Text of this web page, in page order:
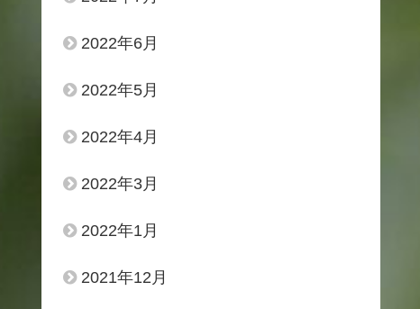
2022年6月
2022年5月
2022年4月
2022年3月
2022年1月
2021年12月